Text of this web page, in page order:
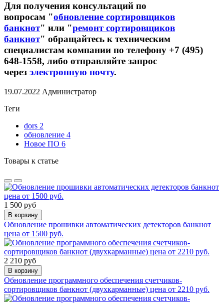
Для получения консультаций по
вопросам "обновление сортировщиков
банкнот" или "ремонт сортировщиков
банкнот" обращайтесь к техническим
специалистам компании по телефону +7 (495)
648-1558, либо отправляйте запрос
через электронную почту.
19.07.2022 Администратор
Теги
dors 2
обновление 4
Новое ПО 6
Товары к статье
1 500 руб
В корзину
Обновление прошивки автоматических детекторов банкнот
цена от 1500 руб.
2 210 руб
В корзину
Обновление программного обеспечения счетчиков-
сортировщиков банкнот (двухкарманные) цена от 2210 руб.